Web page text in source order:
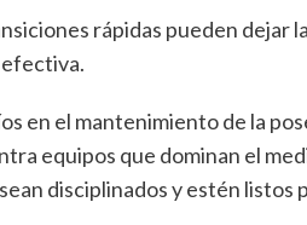
rápidas pueden dejar
en el mantenimiento de la
equipos que dominan el
disciplinados y estén listos